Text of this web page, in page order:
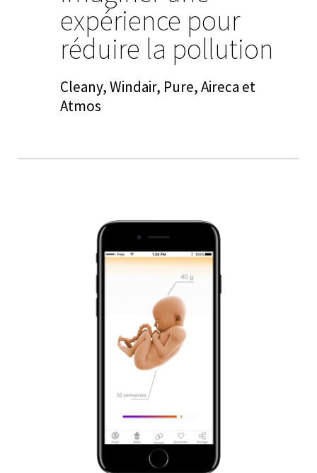
expérience pour
réduire la pollution
Cleany, Windair, Pure, Aireca et
Atmos